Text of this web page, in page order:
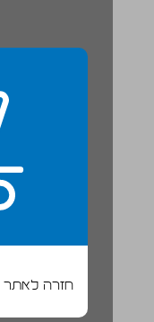
חזרה לאתר